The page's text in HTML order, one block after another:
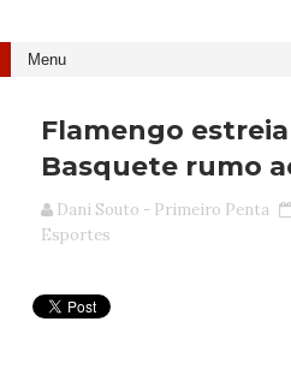
Flamengo
Basquete rumo
Dani Souto - Primeiro Penta
Esportes